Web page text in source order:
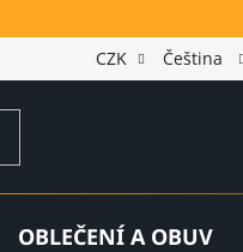
CZK Čeština
OBLEČENÍ A OBUV